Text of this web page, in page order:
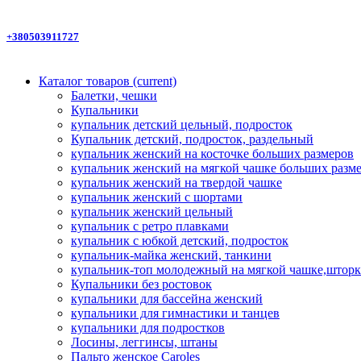
+380503911727
Каталог товаров (current)
Балетки, чешки
Купальники
купальник детский цельный, подросток
Купальник детский, подросток, раздельный
купальник женский на косточке больших размеров
купальник женский на мягкой чашке больших
купальник женский на твердой чашке
купальник женский с шортами
купальник женский цельный
купальник с ретро плавками
купальник с юбкой детский, подросток
купальник-майка женский, танкини
купальник-топ молодежный на мягкой
Купальники без ростовок
купальники для бассейна женский
купальники для гимнастики и танцев
купальники для подростков
Лосины, леггинсы, штаны
Пальто женское Caroles